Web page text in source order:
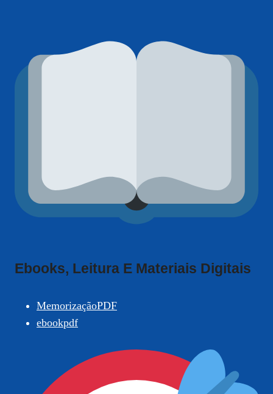
Ebooks, Leitura E Materiais Digitais
MemorizaçãoPDF
ebookpdf